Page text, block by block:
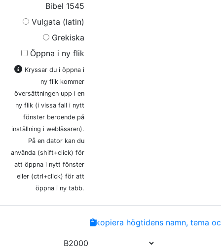
Bibel 1545
Vulgata (latin)
Grekiska
Öppna i ny flik
Kryssar du i öppna i
ny flik kommer
översättningen upp i en
ny flik (i vissa fall i nytt
fönster beroende på
inställning i webläsaren).
På en dator kan du
använda (shift+click) för
att öppna i nytt fönster
eller (ctrl+click) för att
öppna i ny tabb.
EmailCopy
kopiera högtidens namn, tema